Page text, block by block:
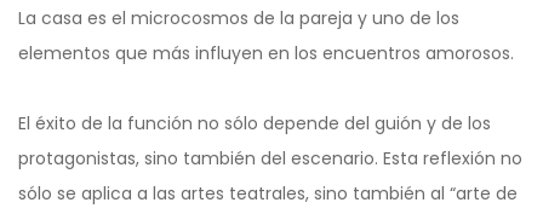
La casa es el microcosmos de la pareja y uno de los
elementos que más influyen en los encuentros amorosos.
El éxito de la función no sólo depende del guión y de los
protagonistas, sino también del escenario. Esta reflexión no
sólo se aplica a las artes teatrales, sino también al “arte de